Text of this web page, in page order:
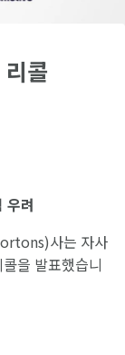
콜
우려
사는 자사
을 발표했습니